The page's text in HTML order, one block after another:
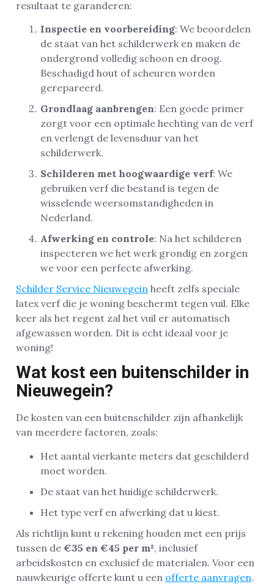
resultaat te garanderen:
Inspectie en voorbereiding: We beoordelen
de staat van het schilderwerk en maken de
ondergrond volledig schoon en droog.
Beschadigd hout of scheuren worden
gerepareerd.
Grondlaag aanbrengen: Een goede primer
zorgt voor een optimale hechting van de verf
en verlengt de levensduur van het
schilderwerk.
Schilderen met hoogwaardige verf: We
gebruiken verf die bestand is tegen de
wisselende weersomstandigheden in
Nederland.
Afwerking en controle: Na het schilderen
inspecteren we het werk grondig en zorgen
we voor een perfecte afwerking.
Schilder Service Nieuwegein heeft zelfs speciale
latex verf die je woning beschermt tegen vuil. Elke
keer als het regent zal het vuil er automatisch
afgewassen worden. Dit is echt ideaal voor je
woning!
Wat kost een buitenschilder in
Nieuwegein?
De kosten van een buitenschilder zijn afhankelijk
van meerdere factoren, zoals:
Het aantal vierkante meters dat geschilderd
moet worden.
De staat van het huidige schilderwerk.
Het type verf en afwerking dat u kiest.
Als richtlijn kunt u rekening houden met een prijs
tussen de €35 en €45 per m², inclusief
arbeidskosten en exclusief de materialen. Voor een
nauwkeurige offerte kunt u een offerte aanvragen.